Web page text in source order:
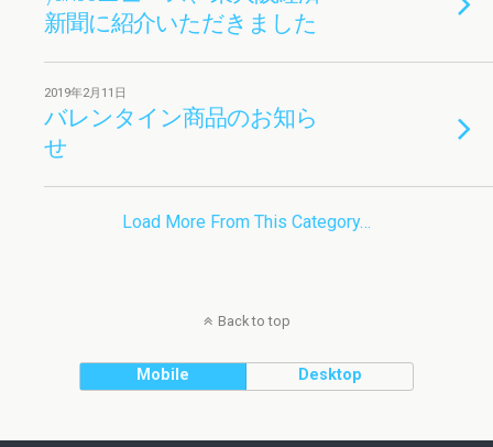
新聞に紹介いただきました
2019年2月11日
バレンタイン商品のお知ら
せ
Load More From This Category…
Back to top
Mobile Desktop